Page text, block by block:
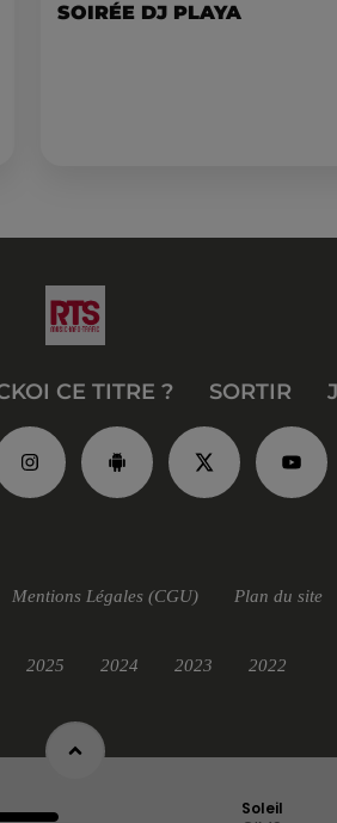
SOIRÉE DJ PLAYA
CE TITRE ? SORTIR
Soleil
Mentions Légales (CGU) Plan du site
2025 2024 2023 2022